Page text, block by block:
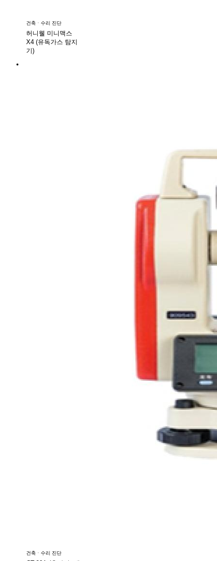
건축ㆍ수리 진단
허니웰 미니맥스
X4 (유독가스 탐지
기)
건축ㆍ수리 진단